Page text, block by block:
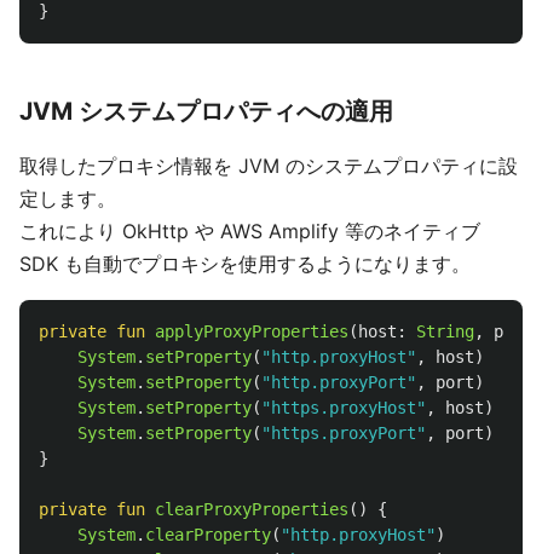
}
JVM システムプロパティへの適用
取得したプロキシ情報を JVM のシステムプロパティに設
定します。
これにより OkHttp や AWS Amplify 等のネイティブ
SDK も自動でプロキシを使用するようになります。
private fun applyProxyProperties ( host : String, port
System. setProperty( "http.proxyHost" , host)
System. setProperty( "http.proxyPort" , port)
System. setProperty( "https.proxyHost" , host)
System. setProperty( "https.proxyPort" , port)
}
private fun clearProxyProperties ()
{
System. clearProperty( "http.proxyHost" )